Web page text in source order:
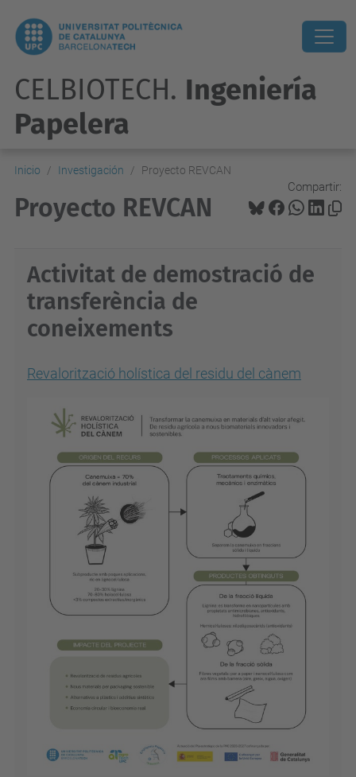
CELBIOTECH. Ingeniería
Papelera
Inicio Investigación Proyecto REVCAN
Compartir:
Proyecto REVCAN
Activitat de demostració de
transferència de
coneixements
Revalorització holística del residu del cànem